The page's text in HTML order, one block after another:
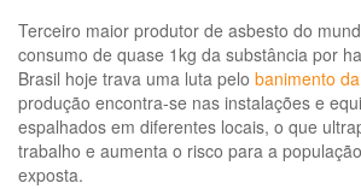
Terceiro maior produtor de asbesto do
consumo de quase 1kg da substância por
Brasil hoje trava uma luta pelo banimento
produção encontra-se nas instalações e
espalhados em diferentes locais, o que
trabalho e aumenta o risco para a
exposta.